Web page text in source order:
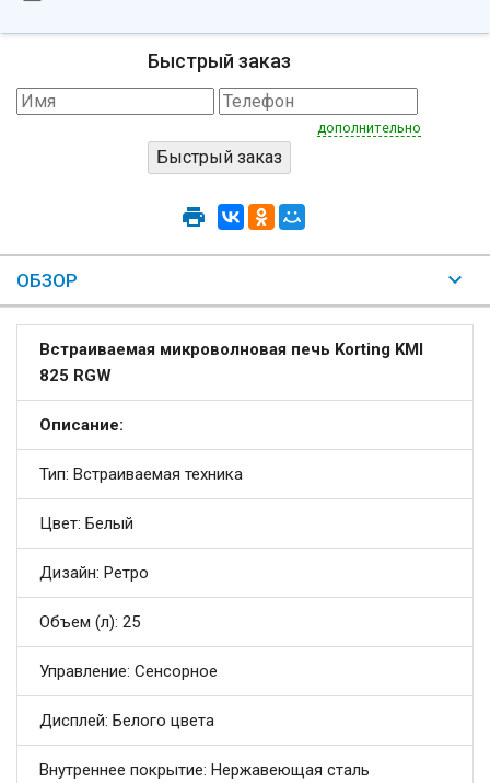
Быстрый заказ
дополнительно
ОБЗОР
Встраиваемая микроволновая печь Korting KMI
825 RGW
Описание:
Тип: Встраиваемая техника
Цвет: Белый
Дизайн: Ретро
Объем (л): 25
Управление: Сенсорное
Дисплей: Белого цвета
Внутреннее покрытие: Нержавеющая сталь